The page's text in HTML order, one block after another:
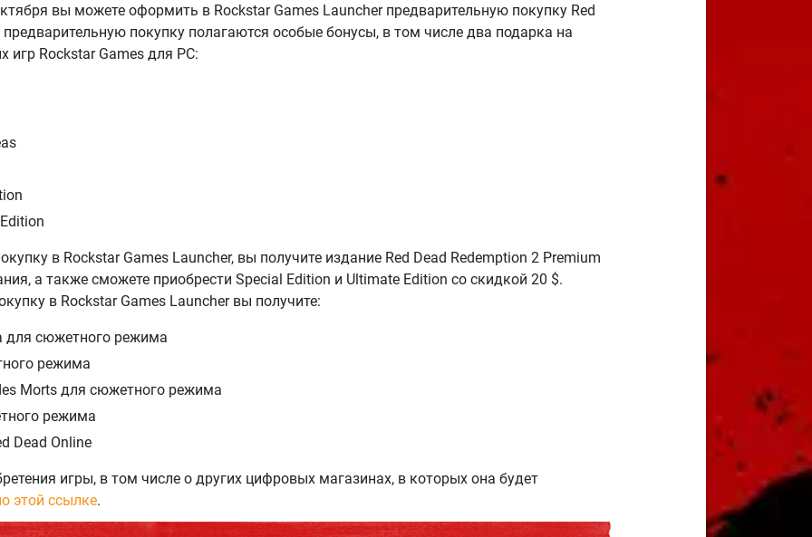
вы можете оформить в Rockstar Games Launcher предварительную покупку Red
покупку полагаются особые бонусы, в том числе два подарка на
игр Rockstar Games для PC:
в Rockstar Games Launcher, вы получите издание Red Dead Redemption 2 Premium
а также сможете приобрести Special Edition и Ultimate Edition со скидкой 20 $.
в Rockstar Games Launcher вы получите:
для сюжетного режима
режима
Morts для сюжетного режима
режима
Dead Online
игры, в том числе о других цифровых магазинах, в которых она будет
этой ссылке.